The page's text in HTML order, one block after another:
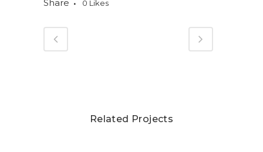
Share 0 Likes
Related Projects